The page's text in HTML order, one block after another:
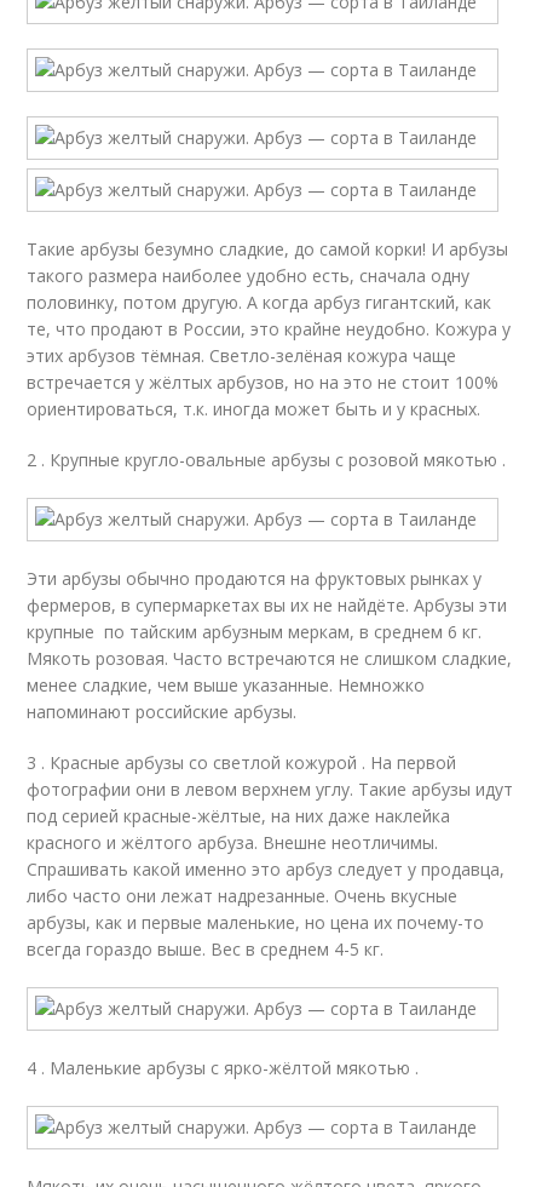
Такие арбузы безумно сладкие, до самой корки! И арбузы
такого размера наиболее удобно есть, сначала одну
половинку, потом другую. А когда арбуз гигантский, как
те, что продают в России, это крайне неудобно. Кожура у
этих арбузов тёмная. Светло-зелёная кожура чаще
встречается у жёлтых арбузов, но на это не стоит 100%
ориентироваться, т.к. иногда может быть и у красных.
2 . Крупные кругло-овальные арбузы с розовой мякотью .
Эти арбузы обычно продаются на фруктовых рынках у
фермеров, в супермаркетах вы их не найдёте. Арбузы эти
крупные по тайским арбузным меркам, в среднем 6 кг.
Мякоть розовая. Часто встречаются не слишком сладкие,
менее сладкие, чем выше указанные. Немножко
напоминают российские арбузы.
3 . Красные арбузы со светлой кожурой . На первой
фотографии они в левом верхнем углу. Такие арбузы идут
под серией красные-жёлтые, на них даже наклейка
красного и жёлтого арбуза. Внешне неотличимы.
Спрашивать какой именно это арбуз следует у продавца,
либо часто они лежат надрезанные. Очень вкусные
арбузы, как и первые маленькие, но цена их почему-то
всегда гораздо выше. Вес в среднем 4-5 кг.
4 . Маленькие арбузы с ярко-жёлтой мякотью .